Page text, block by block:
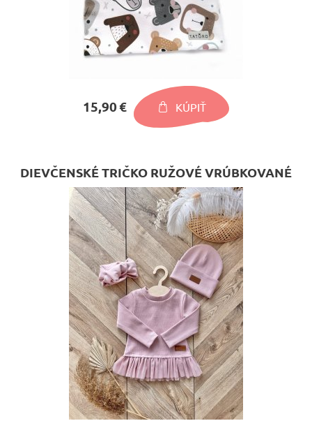
15,90 € KÚPIŤ
DIEVČENSKÉ TRIČKO RUŽOVÉ VRÚBKOVANÉ